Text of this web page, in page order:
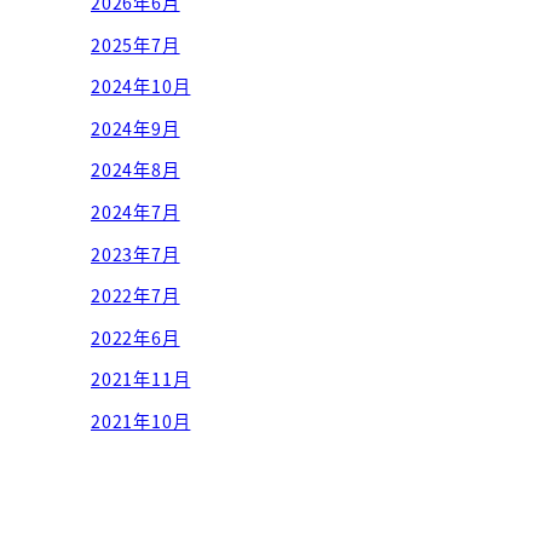
2025年7月
2024年10月
2024年9月
2024年8月
2024年7月
2023年7月
2022年7月
2022年6月
2021年11月
2021年10月